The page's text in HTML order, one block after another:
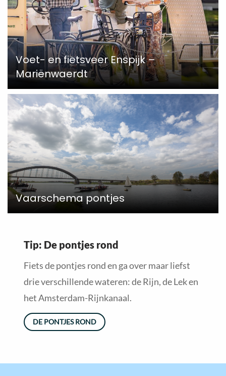
Voet- en fietsveer Enspijk –
Mariënwaerdt
Vaarschema pontjes
Tip: De pontjes rond
Fiets de pontjes rond en ga over maar liefst
drie verschillende wateren: de Rijn, de Lek en
het Amsterdam-Rijnkanaal.
DE PONTJES ROND
more
about
pontjes
rond